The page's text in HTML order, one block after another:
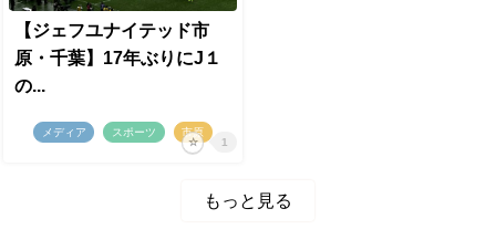
【ジェフユナイテッド市
原・千葉】17年ぶりにJ１
の...
メディア スポーツ 市原
1
もっと見る